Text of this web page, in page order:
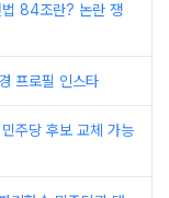
법 84조란? 논란 쟁
프로필 인스타
주당 후보 교체 가능